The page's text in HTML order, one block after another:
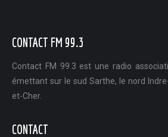
CONTACT FM 99.3
Contact FM 99.3 est une radio
émettant sur le sud Sarthe, le nord
et-Cher.
CONTACT